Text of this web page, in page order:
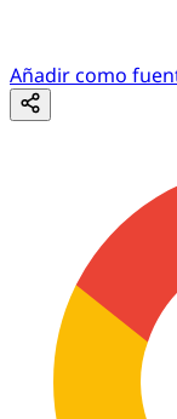
Añadir como